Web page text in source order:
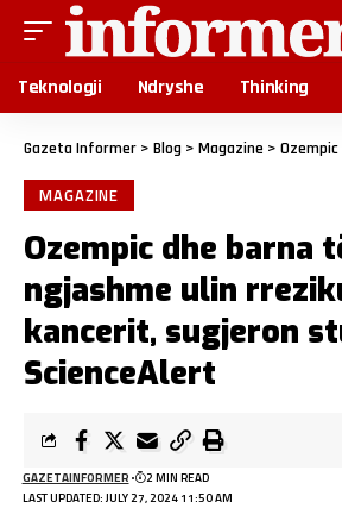
Teknologji Ndryshe Thinking
Gazeta Informer > Blog > Magazine > Ozempic dhe barna të
MAGAZINE
Ozempic dhe barna
ngjashme ulin
kancerit, sugjeron
ScienceAlert
LAST UPDATED: JULY 27, 2024 11:50 AM
GAZETAINFORMER 2 MIN READ